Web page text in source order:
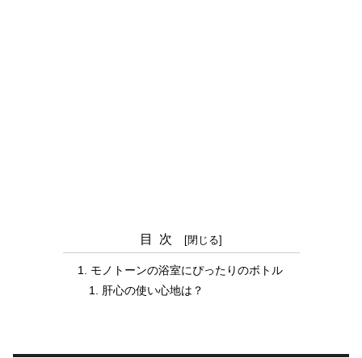
目次
モノトーンの浴室にぴったりのボトル
肝心の使い心地は？